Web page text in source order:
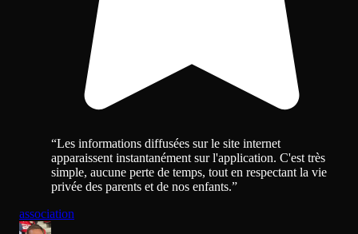
“Les informations diffusées sur le site internet
apparaissent instantanément sur l'application. C'est très
simple, aucune perte de temps, tout en respectant la vie
privée des parents et de nos enfants.”
association